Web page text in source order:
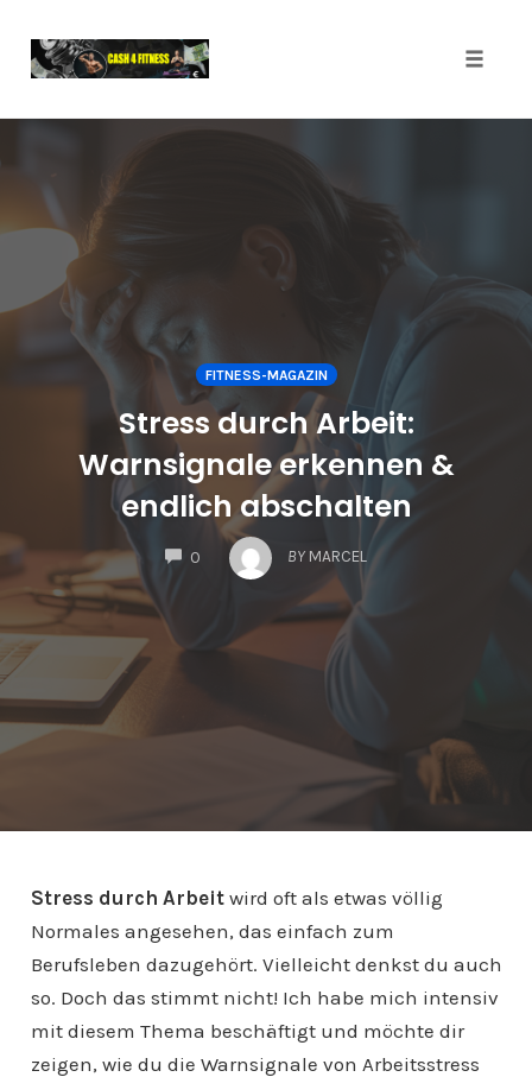
content
FITNESS-MAGAZIN
Stress durch Arbeit:
Warnsignale erkennen &
endlich abschalten
0
COMMENTS
BY MARCEL
Stress durch Arbeitwird oft als etwas völlig
Normales angesehen, das einfach zum
Berufsleben dazugehört. Vielleicht denkst du auch
so. Doch das stimmt nicht! Ich habe mich intensiv
mit diesem Thema beschäftigt und möchte dir
zeigen, wie du die Warnsignale von Arbeitsstress